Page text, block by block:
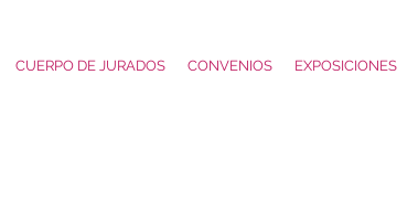
CUERPO DE JURADOS CONVENIOS EXPOSICIONES